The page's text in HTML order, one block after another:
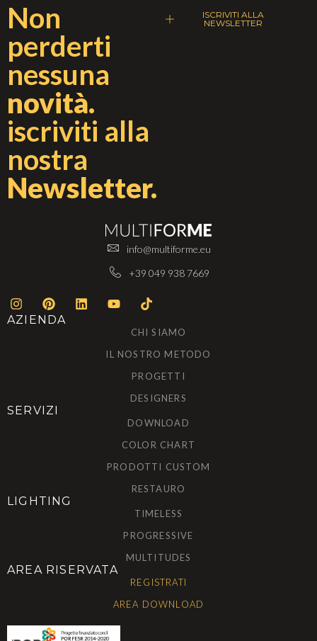
Non
perderti
nessuna
novità.
iscriviti alla
nostra
Newsletter.
ISCRIVITI ALLA
NEWSLETTER
info@multiforme.eu
+39 049 938 7669
AZIENDA
CHI SIAMO
IL NOSTRO METODO
PROGETTI
DESIGNERS
SERVIZI
DOWNLOAD
COLOR CHART
PRODOTTI CUSTOM
RESTAURO
LIGHTING
TIMELESS
PROGRESSIVE
MULTITUDES
AREA RISERVATA
REGISTRATI
AREA DOWNLOAD